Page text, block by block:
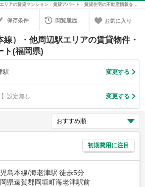
海老津駅（鹿児島本線）・他周辺駅エリアの賃貸マンション・賃貸アパート・賃貸住宅の不動産情報を検索！不動産賃貸の物件探しは、お部屋探しのエイブル
保存条件 閲覧履歴 お気に入り
）・他周辺駅エリアの賃貸物件・
ト(福岡県)
駅 変更する
】設定無し 変更する
初期費用に注目
島本線/海老津駅 徒歩5分
県遠賀郡岡垣町海老津駅前